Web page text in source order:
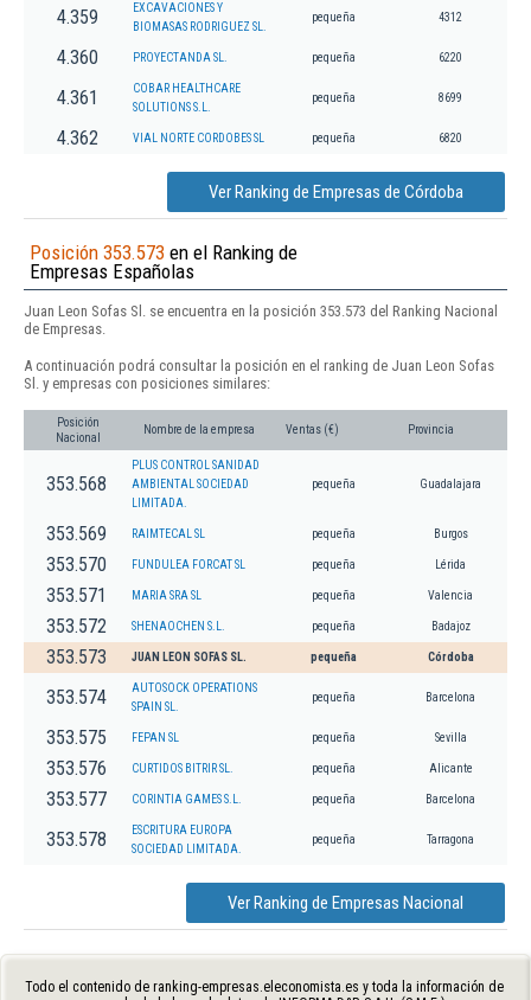
4.359
EXCAVACIONES Y
BIOMASAS RODRIGUEZ SL.
pequeña 4312
4.360 PROYECTANDA SL. pequeña 6220
4.361
COBAR HEALTHCARE
SOLUTIONS S.L.
pequeña 8699
4.362 VIAL NORTE CORDOBES SL pequeña 6820
Ver Ranking de Empresas de Córdoba
Posición 353.573 en el Ranking de
Empresas Españolas
Juan Leon Sofas Sl. se encuentra en la posición 353.573 del Ranking Nacional
de Empresas.
A continuación podrá consultar la posición en el ranking de Juan Leon Sofas
Sl. y empresas con posiciones similares:
Posición
Nacional
Nombre de la empresa Ventas (€) Provincia
353.568
PLUS CONTROL SANIDAD
AMBIENTAL SOCIEDAD
LIMITADA.
pequeña Guadalajara
353.569 RAIMTECAL SL pequeña Burgos
353.570 FUNDULEA FORCAT SL pequeña Lérida
353.571 MARIA SRA SL pequeña Valencia
353.572 SHENAOCHEN S.L. pequeña Badajoz
353.573 JUAN LEON SOFAS SL. pequeña Córdoba
353.574
AUTOSOCK OPERATIONS
SPAIN SL.
pequeña Barcelona
353.575 FEPAN SL pequeña Sevilla
353.576 CURTIDOS BITRIR SL. pequeña Alicante
353.577 CORINTIA GAMES S.L. pequeña Barcelona
353.578
ESCRITURA EUROPA
SOCIEDAD LIMITADA.
pequeña Tarragona
Ver Ranking de Empresas Nacional
Todo el contenido de ranking-empresas.eleconomista.es y toda la información de